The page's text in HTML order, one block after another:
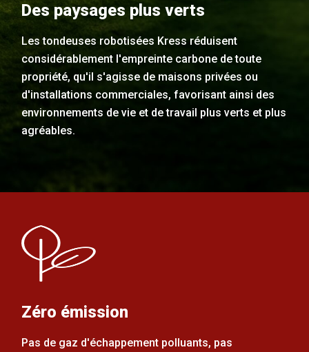
Des paysages plus verts
Les tondeuses robotisées Kress réduisent
considérablement l'empreinte carbone de toute
propriété, qu'il s'agisse de maisons privées ou
d'installations commerciales, favorisant ainsi des
environnements de vie et de travail plus verts et plus
agréables.
Zéro émission
Pas de gaz d'échappement polluants, pas